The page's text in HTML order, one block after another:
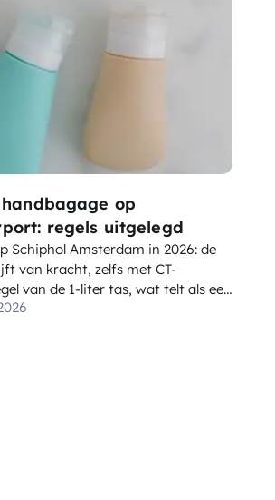
op
regels uitgelegd
Schiphol Amsterdam in 2026: de
van kracht, zelfs met CT-
van de 1-liter tas, wat telt als een
voor medicijnen,